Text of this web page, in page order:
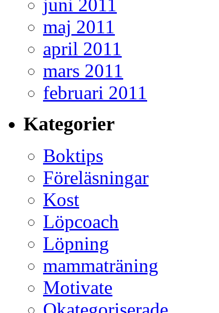
juni 2011
maj 2011
april 2011
mars 2011
februari 2011
Kategorier
Boktips
Föreläsningar
Kost
Löpcoach
Löpning
mammaträning
Motivate